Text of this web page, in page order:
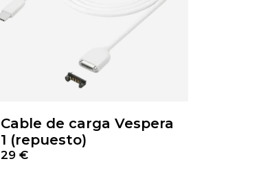
Cable de carga Vespera
1 (repuesto)
29 €